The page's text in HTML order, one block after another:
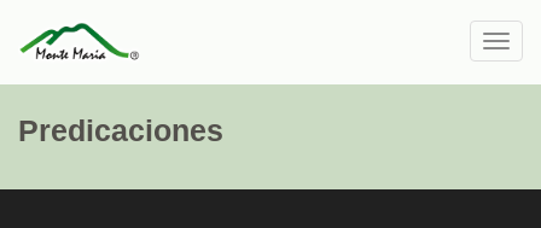
Predicaciones